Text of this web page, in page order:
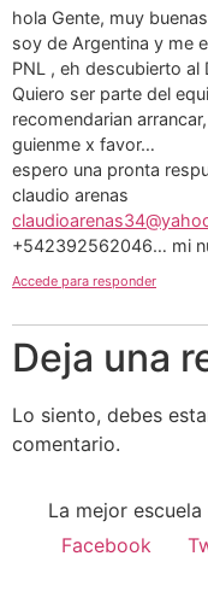
hola Gente, muy
soy de Argentina y me
PNL , eh descubierto al
Quiero ser parte del
recomendarian
guienme x favor…
espero una pronta
claudio arenas
+542392562046… mi
Accede para responder
Deja una
Lo siento, debes
comentario.
La mejor
Facebook